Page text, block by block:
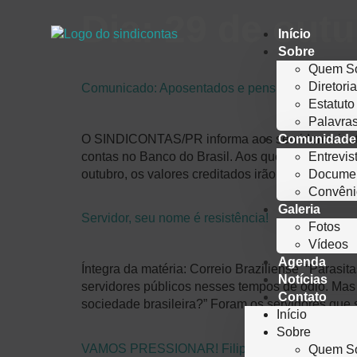
Início
Sobre
Quem
Diretoria
Estatuto
Comunidade
Galeria
Fotos
Vídeos
Agenda
Notícias
Contato
Início
Sobre
Quem
Dia:29 de
Comunicado: Aposentados e pensionistas da
O SINDICONTAS/PR informa aos servidores
contas no Banco do Brasil. Aos que ainda não
outubro, os valores creditados irão permanecer
Servidor, seu nome é resistência!
Íntegra da matéria: Correio Braziliense
servidores públicos nesses tempos de ódio.
sociedade brasileira?” Foram os servidores
VAMOS PRESSIONAR! Filipe Barros (PSL-PR)